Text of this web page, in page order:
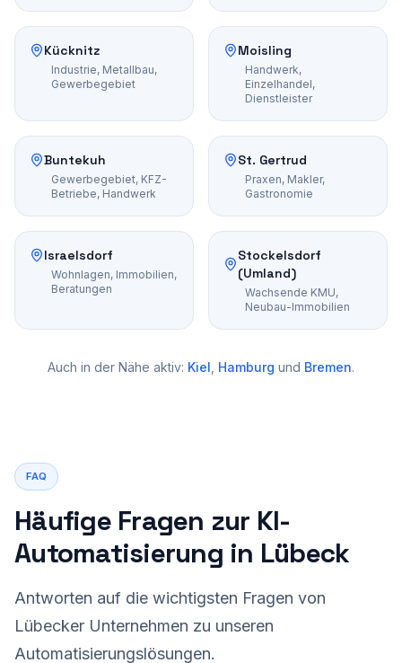
Kücknitz
Industrie, Metallbau,
Gewerbegebiet
Moisling
Handwerk,
Einzelhandel,
Dienstleister
Buntekuh
Gewerbegebiet, KFZ-
Betriebe, Handwerk
St. Gertrud
Praxen, Makler,
Gastronomie
Israelsdorf
Wohnlagen, Immobilien,
Beratungen
Stockelsdorf
(Umland)
Wachsende KMU,
Neubau-Immobilien
Auch in der Nähe aktiv: Kiel Hamburg und Bremen.
FAQ
Häufige Fragen zur KI-
Automatisierung in Lübeck
Antworten auf die wichtigsten Fragen von
Lübecker Unternehmen zu unseren
Automatisierungslösungen.